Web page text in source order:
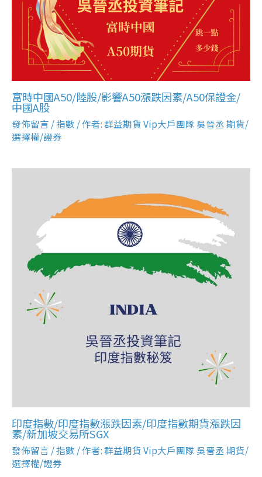
富時中國A50/陸股/影響A50漲跌因素/A50保證金/
中國A股
發佈留言 /指數 / 作者:群益期貨 Vip大戶團隊 吳晉丞 期貨/
選擇權/證券
印度指數/印度指數漲跌因素/印度指數期貨漲跌因
素/新加坡交易所SGX
發佈留言 /指數 / 作者:群益期貨 Vip大戶團隊 吳晉丞 期貨/
選擇權/證券